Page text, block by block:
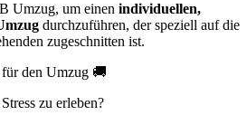
Umzug, um einen individuellen,
durchzuführen, der speziell auf die
zugeschnitten ist.
den Umzug 🚚
zu erleben?